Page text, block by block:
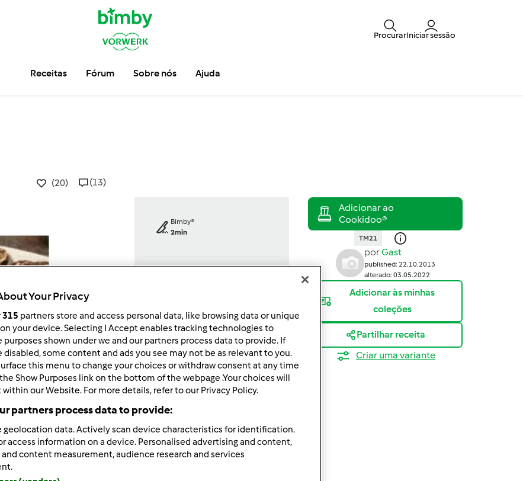
ProcurarIniciar sessão
Receitas Fórum Sobre nós Ajuda
(20) (13)
Bimby®
2min
dose/s
----
--
TM21
porGast
published: 22.10.2013
alterado: 03.05.2022
Adicionar às minhas
coleções
Partilhar receita
Criar uma variante
Your Privacy
315 partners store and access personal data, like browsing data or unique
your device. Selecting I Accept enables tracking technologies to
shown under we and our partners process data to provide. If
disabled, some content and ads you see may not be as relevant to you.
this menu to change your choices or withdraw consent at any time
Show Purposes link on the bottom of the webpage .Your choices will
our Website. For more details, refer to our Privacy Policy.
partners process data to provide:
geolocation data. Actively scan device characteristics for identification.
access information on a device. Personalised advertising and content,
content measurement, audience research and services